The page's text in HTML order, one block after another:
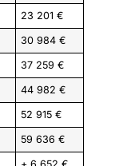
23 201 €
30 984 €
37 259 €
44 982 €
52 915 €
59 636 €